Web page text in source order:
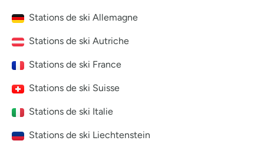
Stations de ski Allemagne
Stations de ski Autriche
Stations de ski France
Stations de ski Suisse
Stations de ski Italie
Stations de ski Liechtenstein